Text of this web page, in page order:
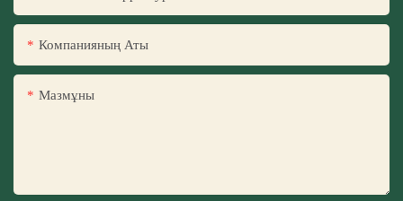
Компанияның Аты
Мазмұны